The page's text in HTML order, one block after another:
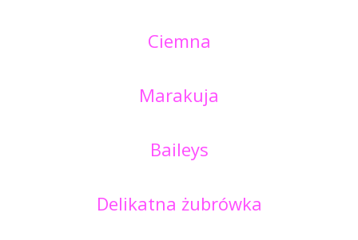
Ciemna
Marakuja
Baileys
Delikatna żubrówka